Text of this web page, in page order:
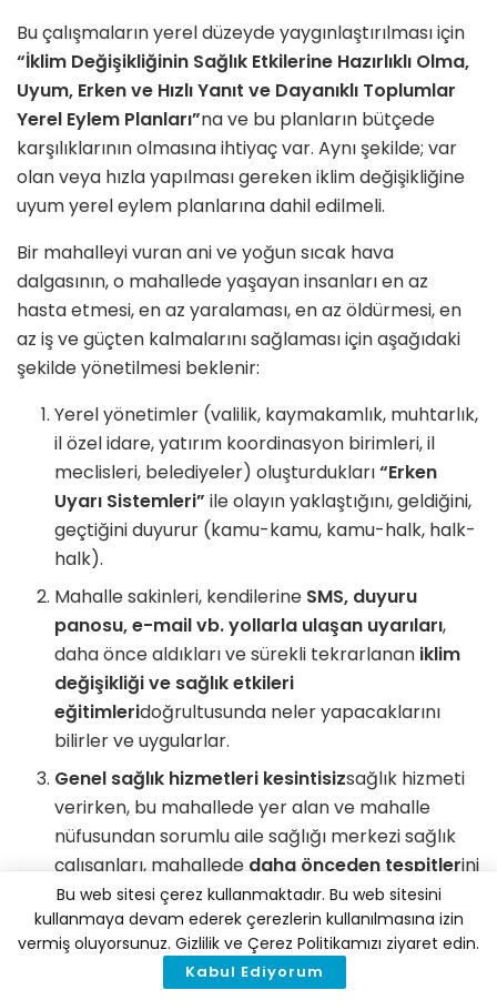
Bu çalışmaların yerel düzeyde yaygınlaştırılması için
“İklim Değişikliğinin Sağlık Etkilerine Hazırlıklı Olma,
Uyum, Erken ve Hızlı Yanıt ve Dayanıklı Toplumlar
Yerel Eylem Planları”na ve bu planların bütçede
karşılıklarının olmasına ihtiyaç var. Aynı şekilde; var
olan veya hızla yapılması gereken iklim değişikliğine
uyum yerel eylem planlarına dahil edilmeli.
Bir mahalleyi vuran ani ve yoğun sıcak hava
dalgasının, o mahallede yaşayan insanları en az
hasta etmesi, en az yaralaması, en az öldürmesi, en
az iş ve güçten kalmalarını sağlaması için aşağıdaki
şekilde yönetilmesi beklenir:
Yerel yönetimler (valilik, kaymakamlık, muhtarlık,
il özel idare, yatırım koordinasyon birimleri, il
meclisleri, belediyeler) oluşturdukları“Erken
Uyarı Sistemleri”ile olayın yaklaştığını, geldiğini,
geçtiğini duyurur (kamu-kamu, kamu-halk, halk-
halk).
Mahalle sakinleri, kendilerine SMS, duyuru
panosu, e-mail vb. yollarla ulaşan uyarıları,
daha önce aldıkları ve sürekli tekrarlanan iklim
değişikliği ve sağlık etkileri
eğitimleridoğrultusunda neler yapacaklarını
bilirler ve uygularlar.
Genel sağlık hizmetleri kesintisizsağlık hizmeti
verirken, bu mahallede yer alan ve mahalle
nüfusundan sorumlu aile sağlığı merkezi sağlık
çalışanları, mahallede daha önceden tespitlerini
yaptıkları,hassas, öncelikli, incinebilir gruplara
ulaşarakdurumukontrol altına alırlar,
bildirimyaparlar.
Olay geçtikten sonra mahalleninhızla eski
Bu web sitesi çerez kullanmaktadır. Bu web sitesini
kullanmaya devam ederek çerezlerin kullanılmasına izin
vermiş oluyorsunuz. Gizlilik ve Çerez Politikamızı ziyaret edin.
Kabul Ediyorum